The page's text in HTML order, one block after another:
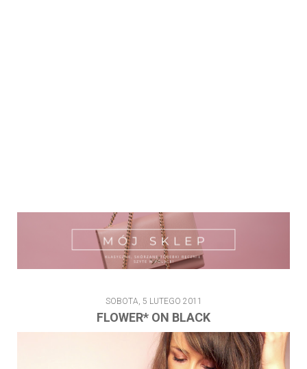
SOBOTA, 5 LUTEGO 2011
FLOWER* ON BLACK